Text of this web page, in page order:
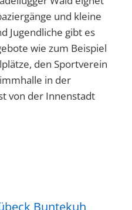
und kleine
Jugendliche gibt es
wie zum Beispiel
den Sportverein
in der
von der Innenstadt